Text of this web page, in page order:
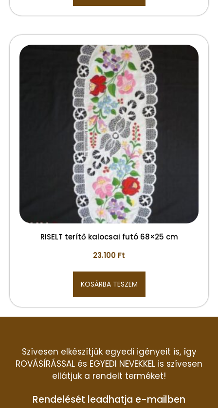
RISELT terítő kalocsai futó 68×25 cm
23.100 Ft
KOSÁRBA TESZEM
Szívesen elkészítjük egyedi igényeit is, így
ROVÁSÍRÁSSAL és EGYEDI NEVEKKEL is szívesen
ellátjuk a rendelt terméket!
Rendelését leadhatja e-mailben